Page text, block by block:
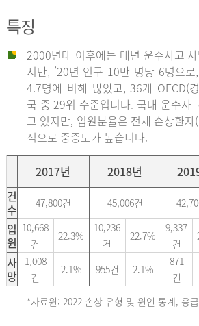
특징
2000년대 이후에는 매년 운수사고
지만, ’20년 인구 10만 명당 6명으
4.7명에 비해 많았고, 36개 OECD(
국 중 29위 수준입니다. 국내 운수사
고 있지만, 입원분율은 전체 손상환
적으로 중증도가 높습니다.
2017년 2018년
건
수
47,800건 45,006건
입
원
10,668
건
22.3%
10,236
건
22.7%
9,337
건
사
망
1,008
건
2.1% 955건 2.1%
871
건
*자료원: 2022 손상 유형 및 원인 통계, 응